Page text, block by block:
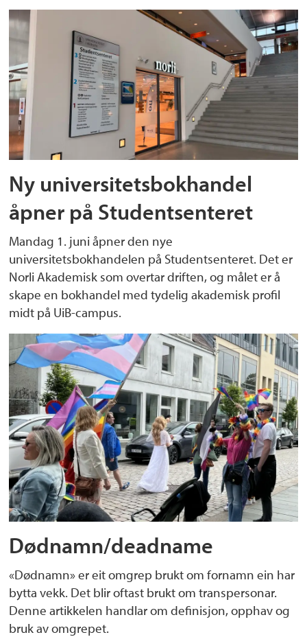
Ny universitetsbokhandel
åpner på Studentsenteret
Mandag 1. juni åpner den nye
universitetsbokhandelen på Studentsenteret. Det er
Norli Akademisk som overtar driften, og målet er å
skape en bokhandel med tydelig akademisk profil
midt på UiB-campus.
Dødnamn/deadname
«Dødnamn» er eit omgrep brukt om fornamn ein har
bytta vekk. Det blir oftast brukt om transpersonar.
Denne artikkelen handlar om definisjon, opphav og
bruk av omgrepet.